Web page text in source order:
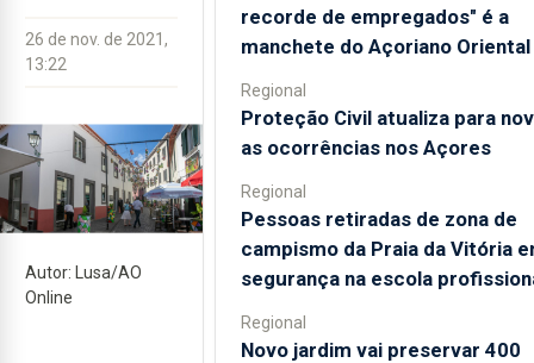
26 de nov. de 2021,
13:22
Autor: Lusa/AO
Online
recorde de empregados" é a
manchete do Açoriano Oriental
Regional
Proteção Civil atualiza para
as ocorrências nos Açores
Regional
Pessoas retiradas de zona de
campismo da Praia da Vitória
segurança na escola
Regional
Novo jardim vai preservar 400